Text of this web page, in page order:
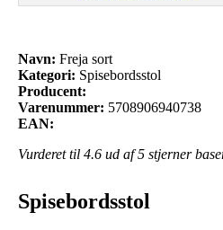
Navn: Freja sort
Kategori: Spisebordsstol
Producent:
Varenummer: 5708906940738
EAN:
Vurderet til 4.6 ud af 5 stjerner
Spisebordsstol